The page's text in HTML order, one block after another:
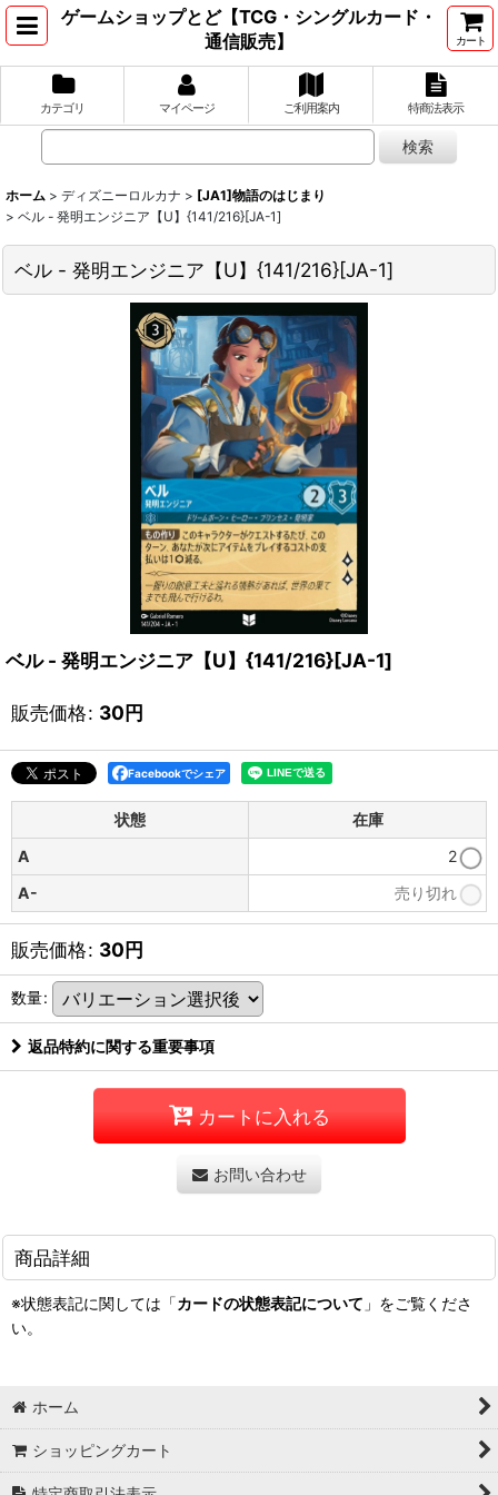
ゲームショップとど【TCG・シングルカード・
通信販売】
カート
カテゴリ マイページ ご利用案内 特商法表示
ホーム > ディズニーロルカナ > [JA1]物語のはじまり
> ベル - 発明エンジニア【U】{141/216}[JA-1]
ベル - 発明エンジニア【U】{141/216}[JA-1]
ベル - 発明エンジニア【U】{141/216}[JA-1]
販売価格: 30円
Facebookでシェア
状態
在庫
A
2
A-
売り切れ
販売価格: 30円
数量:
返品特約に関する重要事項
カートに入れる
お問い合わせ
商品詳細
※状態表記に関しては「カードの状態表記について 」をご覧くださ
い。
ホーム
ショッピングカート